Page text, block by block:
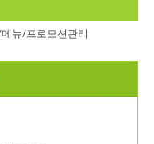
뉴/프로모션관리